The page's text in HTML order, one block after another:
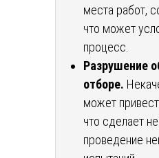
места работ,
что может
процесс.
Разрушение
отборе.
может
что сделает
проведение